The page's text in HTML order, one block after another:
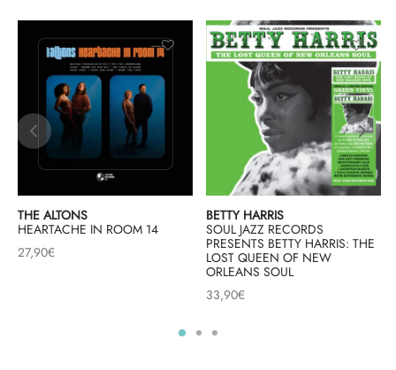
THE ALTONS
HEARTACHE IN ROOM 14
27,90€
BETTY HARRIS
SOUL JAZZ RECORDS
PRESENTS BETTY HARRIS: THE
LOST QUEEN OF NEW
ORLEANS SOUL
33,90€